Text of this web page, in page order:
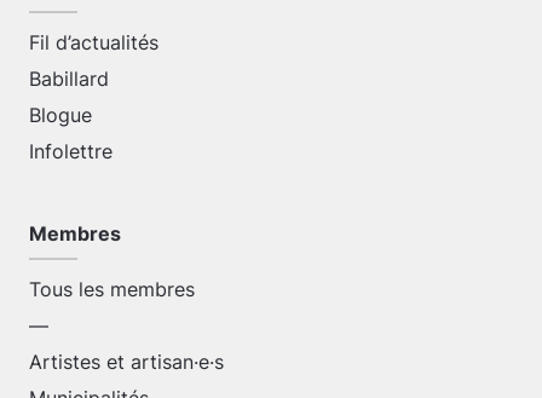
Fil d’actualités
Babillard
Blogue
Infolettre
Membres
Tous les membres
—
Artistes et artisan·e·s